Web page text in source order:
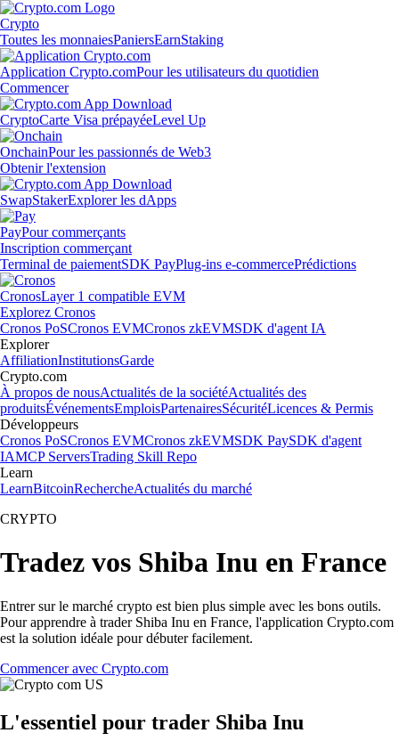
Crypto
Toutes les monnaiesPaniersEarnStaking
Application Crypto.comPour les utilisateurs du quotidien
Commencer
CryptoCarte Visa prépayéeLevel Up
OnchainPour les passionnés de Web3
Obtenir l'extension
SwapStakerExplorer les dApps
PayPour commerçants
Inscription commerçant
Terminal de paiementSDK PayPlug-ins e-commercePrédictions
CronosLayer 1 compatible EVM
Explorez Cronos
Cronos PoSCronos EVMCronos zkEVMSDK d'agent IA
Explorer
AffiliationInstitutionsGarde
Crypto.com
À propos de nousActualités de la sociétéActualités des
produitsÉvénementsEmploisPartenairesSécuritéLicences & Permis
Développeurs
Cronos PoSCronos EVMCronos zkEVMSDK PaySDK d'agent
IAMCP ServersTrading Skill Repo
Learn
LearnBitcoinRechercheActualités du marché
CRYPTO
Tradez vos Shiba Inu en France
Entrer sur le marché crypto est bien plus simple avec les bons outils.
Pour apprendre à trader Shiba Inu en France, l'application Crypto.com
est la solution idéale pour débuter facilement.
Commencer avec Crypto.com
L'essentiel pour trader Shiba Inu